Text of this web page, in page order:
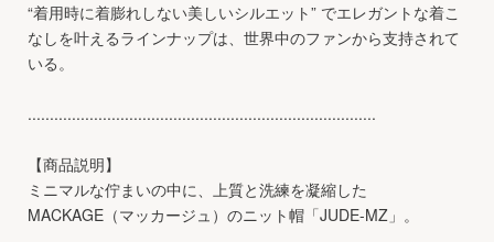
“着用時に着膨れしない美しいシルエット” でエレガントな着こ
なしを叶えるラインナップは、世界中のファンから支持されて
いる。
...............................................................................
【商品説明】
ミニマルな佇まいの中に、上質と洗練を凝縮した
MACKAGE（マッカージュ）のニット帽「JUDE-MZ」。